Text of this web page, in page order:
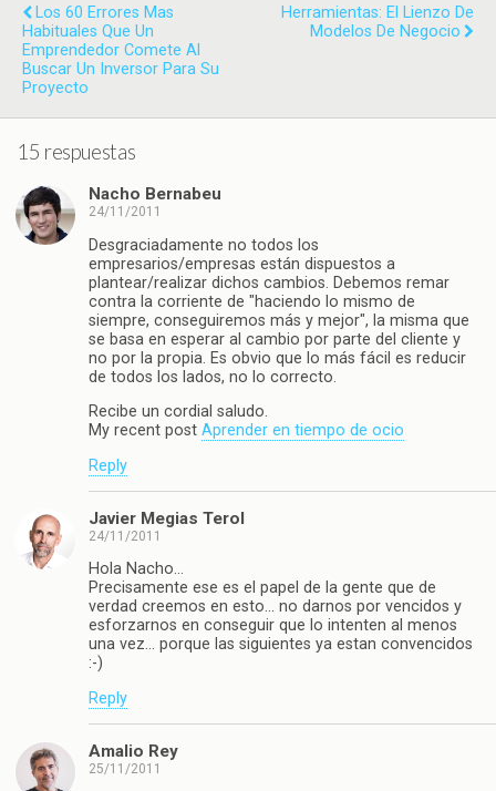
Los 60 Errores Mas
Habituales Que Un
Emprendedor Comete Al
Buscar Un Inversor Para Su
Proyecto
Herramientas: El Lienzo De
Modelos De Negocio
15 respuestas
Nacho Bernabeu
24/11/2011
Desgraciadamente no todos los
empresarios/empresas están dispuestos a
plantear/realizar dichos cambios. Debemos remar
contra la corriente de "haciendo lo mismo de
siempre, conseguiremos más y mejor", la misma que
se basa en esperar al cambio por parte del cliente y
no por la propia. Es obvio que lo más fácil es reducir
de todos los lados, no lo correcto.
Recibe un cordial saludo.
My recent post Aprender en tiempo de ocio
Reply
Javier Megias Terol
24/11/2011
Hola Nacho…
Precisamente ese es el papel de la gente que de
verdad creemos en esto… no darnos por vencidos y
esforzarnos en conseguir que lo intenten al menos
una vez… porque las siguientes ya estan convencidos
:-)
Reply
Amalio Rey
25/11/2011